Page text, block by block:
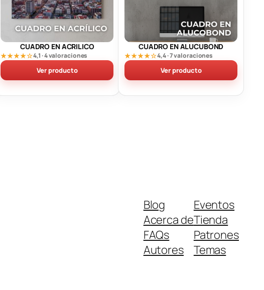
CUADRO EN ACRILICO
★★★★☆4,1 · 4 valoraciones
Ver producto
CUADRO EN ALUCUBOND
★★★★☆4,4 · 7 valoraciones
Ver producto
Blog
Acerca de
FAQs
Autores
Eventos
Tienda
Patrones
Temas